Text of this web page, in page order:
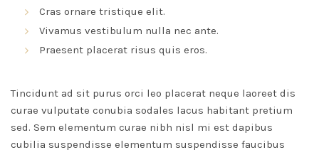
Cras ornare tristique elit.
Vivamus vestibulum nulla nec ante.
Praesent placerat risus quis eros.
Tincidunt ad sit purus orci leo placerat neque laoreet dis
curae vulputate conubia sodales lacus habitant pretium
sed. Sem elementum curae nibh nisl mi est dapibus
cubilia suspendisse elementum suspendisse faucibus